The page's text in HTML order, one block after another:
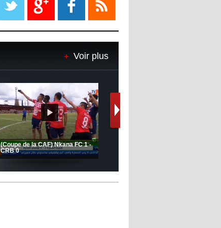
Le Barça savoure sa première
place et chambre le Real Madrid
de matchs"
12:39 - 2022/11/06
Real : Les dirigeants veulent le
départ d'Hazard cet hiver
Voir plus
Le message de Delort, Benrahma
et Belkebla à l'occasion du "Big
Day de vaccination"